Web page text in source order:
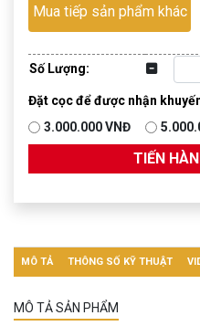
Mua tiếp sản phẩm khác
Số Lượng:
Đặt cọc để được nhận
3.000.000 VNĐ
TIẾN
MÔ TẢ THÔNG SỐ KỸ THUẬT
MÔ TẢ SẢN PHẨM